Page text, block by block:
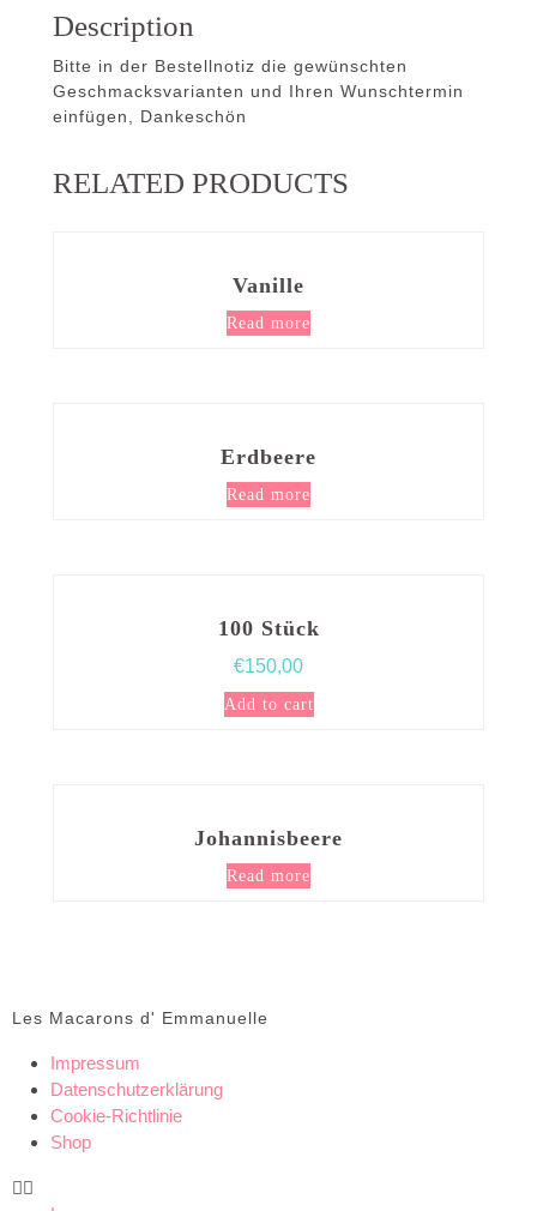
Description
Bitte in der Bestellnotiz die gewünschten
Geschmacksvarianten und Ihren Wunschtermin
einfügen, Dankeschön
RELATED PRODUCTS
Vanille
Read more
Erdbeere
Read more
100 Stück
€150,00
Add to cart
Johannisbeere
Read more
Les Macarons d' Emmanuelle
Impressum
Datenschutzerklärung
Cookie-Richtlinie
Shop